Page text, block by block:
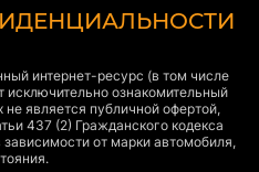
интернет-ресурс (в том числе
исключительно ознакомительный
не является публичной офертой,
437 (2) Гражданского кодекса
от марки автомобиля,